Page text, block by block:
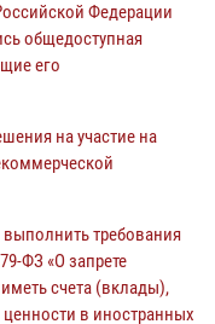
Федерации
общедоступная
его
на участие на
требования
ФЗ «О запрете
счета (вклады),
в иностранных